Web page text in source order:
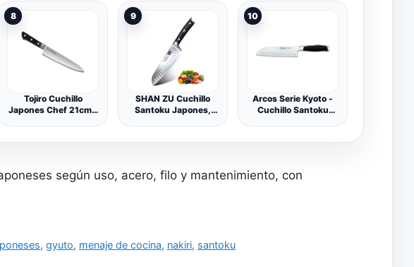
8
Tojiro Cuchillo
Japones Chef 21cm -
Capas VG10 Dp Série
9
SHAN ZU Cuchillo
Santoku Japones,
''Cuchillo Chef de
Carbono, Cuchillos
10
Arcos Serie Kyoto -
Cuchillo Santoku
Inoxidable Forjado
Polioximetileno (POM)
según uso, acero, filo y mantenimiento, con
,gyuto, menaje de cocina, nakiri, santoku